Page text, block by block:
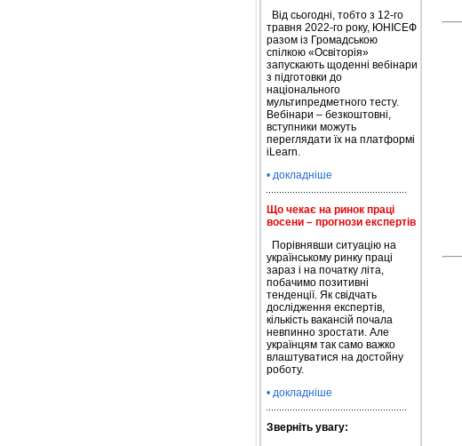
Від сьогодні, тобто з 12-го
травня 2022-го року, ЮНІСЕФ
разом із Громадською
спілкою «Освіторія»
запускають щоденні вебінари
з підготовки до
національного
мультипредметного тесту.
Вебінари – безкоштовні,
вступники можуть
переглядати їх на платформі
iLearn.
• докладніше
Що чекає на ринок праці
восени – прогнози експертів
Порівнявши ситуацію на
українському ринку праці
зараз і на початку літа,
побачимо позитивні
тенденції. Як свідчать
дослідження експертів,
кількість вакансій почала
невпинно зростати. Але
українцям так само важко
влаштуватися на достойну
роботу.
• докладніше
Зверніть увагу: